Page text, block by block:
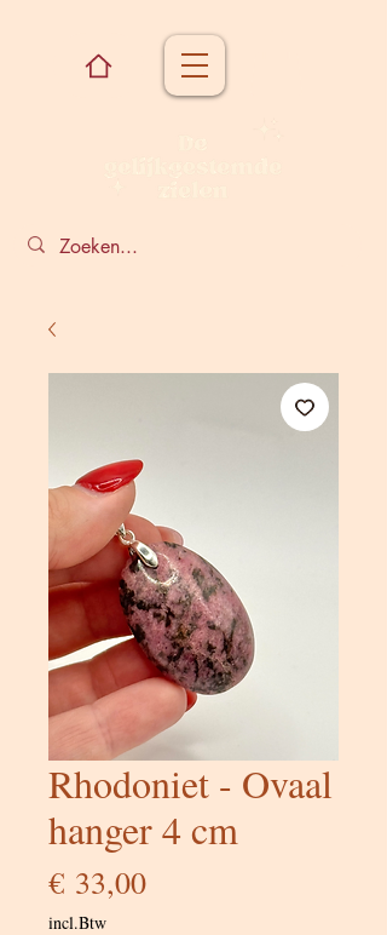
Rhodoniet - Ovaal
hanger 4 cm
€ 33,00Prijs
incl.Btw